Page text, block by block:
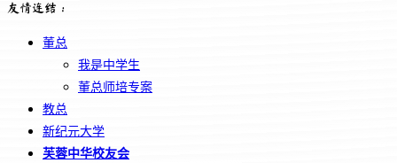
友情连结：
董总
我是中学生
董总师培专案
教总
新纪元大学
芙蓉中华校友会